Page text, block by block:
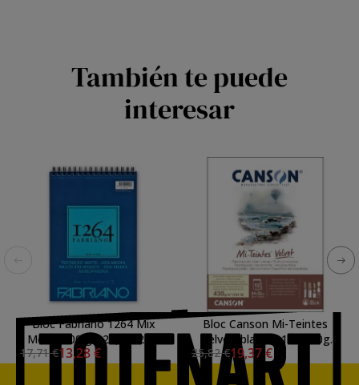
También te puede
interesar
Bloc Fabriano 1264 Mix
Media 300 gr, 29,7x42cm
(A3), 30 h. (anillas)
17,71 €13,28 €
Bloc Canson Mi-Teintes
Velvet, blanco, 12h 430g
24x32cm, encolado
25,82 €19,37 €